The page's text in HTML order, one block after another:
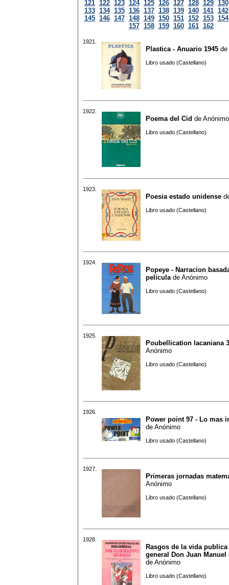
121 122 123 124 125 126 127 128 129 130
133 134 135 136 137 138 139 140 141 142
145 146 147 148 149 150 151 152 153 154
157 158 159 160 161 162
1921.
Plastica - Anuario 1945 de
Libro usado (Castellano)
1922.
Poema del Cid de Anónimo
Libro usado (Castellano)
1923.
Poesia estado unidense
Libro usado (Castellano)
1924.
Popeye - Narracion
pelicula de Anónimo
Libro usado (Castellano)
1925.
Poubellication lacaniana 3
Anónimo
Libro usado (Castellano)
1926.
Power point 97 - Lo mas
de Anónimo
Libro usado (Castellano)
1927.
Primeras jornadas
Anónimo
Libro usado (Castellano)
1928.
Rasgos de la vida
general Don Juan Manuel
de Anónimo
Libro usado (Castellano)